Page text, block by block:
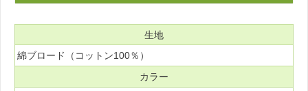
生地
綿ブロード（コットン100％）
カラー